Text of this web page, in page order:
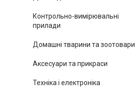
Контрольно-вимірювальні
прилади
Домашні тварини та зоотовари
Аксесуари та прикраси
Техніка і електроніка